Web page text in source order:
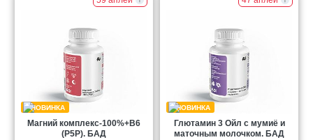
Магний комплекс-100%+В6
(Р5Р). БАД
Глютамин 3 Ойл с мумиё и
маточным молочком. БАД